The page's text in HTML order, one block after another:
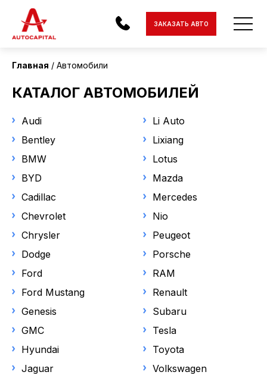
ДОСТАВКА
О КОМПАНИИ
ОТЗЫВЫ
НОВОСТИ
ЗАКАЗАТЬ АВТО
Главная Автомобили
КАТАЛОГ АВТОМОБИЛЕЙ
Audi
Bentley
BMW
BYD
Cadillac
Chevrolet
Chrysler
Dodge
Ford
Ford Mustang
Genesis
GMC
Hyundai
Jaguar
Li Auto
Lixiang
Lotus
Mazda
Mercedes
Nio
Peugeot
Porsche
RAM
Renault
Subaru
Tesla
Toyota
Volkswagen
Страна поставки
Новый
Статус
Lixiang
Модель
Выберите модель
Цена
С НДС